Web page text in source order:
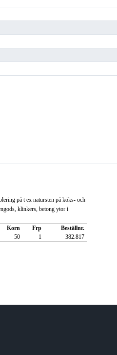
på t ex natursten på köks- och
klinkers, betong ytor i
Korn Frp
Beställnr.
50 1 382.817